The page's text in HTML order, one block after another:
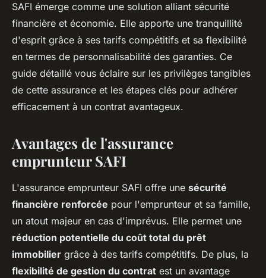
SAFI émerge comme une solution alliant sécurité
financière et économie. Elle apporte une tranquillité
d'esprit grâce à ses tarifs compétitifs et sa flexibilité
en termes de personnalisabilité des garanties. Ce
guide détaillé vous éclaire sur les privilèges tangibles
de cette assurance et les étapes clés pour adhérer
efficacement à un contrat avantageux.
Avantages de l'assurance
emprunteur SAFI
L'assurance emprunteur SAFI offre une sécurité
financière renforcée pour l'emprunteur et sa famille,
un atout majeur en cas d'imprévus. Elle permet une
réduction potentielle du coût total du prêt
immobilier grâce à des tarifs compétitifs. De plus, la
flexibilité de gestion du contrat est un avantage